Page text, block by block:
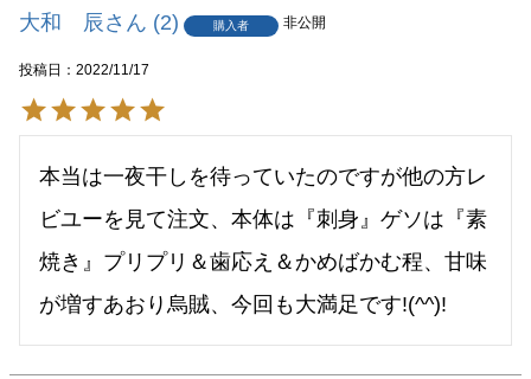
大和 辰 2 購入者 非公開
投稿日 2022/11/17
本当は一夜干しを待っていたのですが他の方レ
ビユーを見て注文、本体は『刺身』ゲソは『素
焼き』プリプリ＆歯応え＆かめばかむ程、甘味